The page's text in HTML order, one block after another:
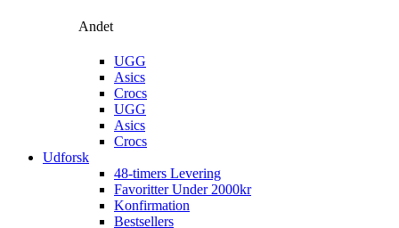
Andet
UGG
Asics
Crocs
UGG
Asics
Crocs
Udforsk
48-timers Levering
Favoritter Under 2000kr
Konfirmation
Bestsellers